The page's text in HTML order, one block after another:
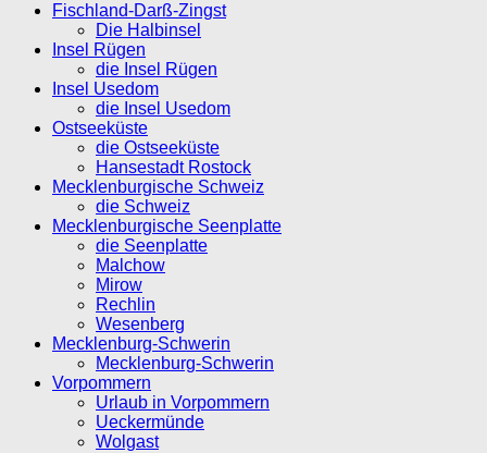
Fischland-Darß-Zingst
Die Halbinsel
Insel Rügen
die Insel Rügen
Insel Usedom
die Insel Usedom
Ostseeküste
die Ostseeküste
Hansestadt Rostock
Mecklenburgische Schweiz
die Schweiz
Mecklenburgische Seenplatte
die Seenplatte
Malchow
Mirow
Rechlin
Wesenberg
Mecklenburg-Schwerin
Mecklenburg-Schwerin
Vorpommern
Urlaub in Vorpommern
Ueckermünde
Wolgast